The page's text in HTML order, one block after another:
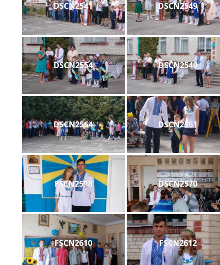
DSCN2541 DSCN2549
DSCN2554 DSCN2540
DSCN2564 DSCN2561
FSCN2598 DSCN2570
FSCN2610 FSCN2612